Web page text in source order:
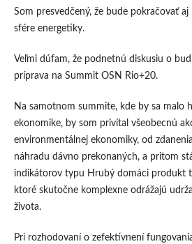
Som presvedčený, že bude pokračovať
sfére energetiky.
Veľmi dúfam, že podnetnú diskusiu o
príprava na Summit OSN Rio+20.
Na samotnom summite, kde by sa malo
ekonomike, by som privítal všeobecnú
environmentálnej ekonomiky, od
náhradu dávno prekonaných, a pritom
indikátorov typu Hrubý domáci produkt
ktoré skutočne komplexne odrážajú
života.
Pri rozhodovaní o zefektívnení